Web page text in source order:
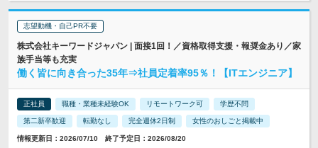
志望動機・自己PR不要
株式会社キーワードジャパン | 面接1回！／資格取得支援・報奨金あり／家
族手当等も充実
働く皆に向き合った35年⇒社員定着率95％！【ITエンジニア】
正社員 職種・業種未経験OK リモートワーク可 学歴不問
第二新卒歓迎 転勤なし 完全週休2日制 女性のおしごと掲載中
情報更新日：2026/07/10 終了予定日：2026/08/20